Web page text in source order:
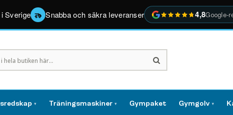
Sverige Snabba och säkra leveranser 4,8Google-
▾ Träningsmaskiner ▾ Gympaket Gymgolv ▾